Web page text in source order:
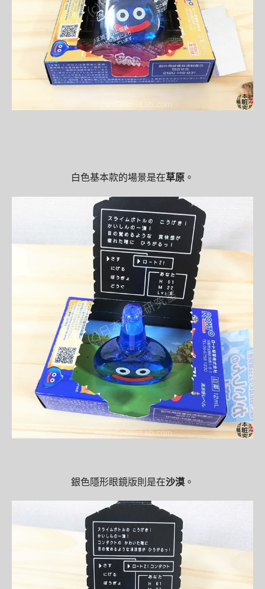
白色基本款的場景是在草原 。
銀色隱形眼鏡版則是在沙漠 。